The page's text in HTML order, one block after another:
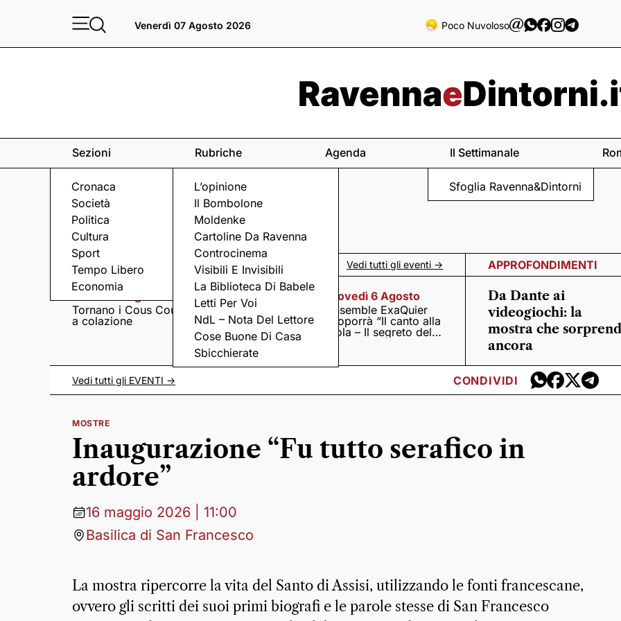
Venerdì 07 Agosto 2026 Poco Nuvoloso
Sezioni
Cronaca
Società
Politica
Cultura
Sport
Tempo Libero
Economia
Rubriche
L’opinione
Il Bombolone
Moldenke
Cartoline Da Ravenna
Controcinema
Visibili E Invisibili
La Biblioteca Di Babele
Letti Per Voi
NdL – Nota Del Lettore
Cose Buone Di Casa
Sbicchierate
Agenda Il Settimanale
Sfoglia Ravenna&Dintorni
Eventi a Ravenna e dintorni Vedi tutti gli eventi ->
Tornano i Cous Cous
a colazione
Giovedì 6 Agosto
Visita serale nella
Pieve romanica di
San Pietro in Sylvis
Giovedì 6 Agosto
Ensemble ExaQuier
proporrà “Il canto alla
viola – Il segreto del
APPROFONDIMENTI
Da Dante ai
videogiochi: la
mostra che
ancora
Vedi tutti gli EVENTI -> CONDIVIDI
MOSTRE
Inaugurazione “Fu tutto serafico in
ardore”
16 maggio 2026 | 11:00
Basilica di San Francesco
La mostra ripercorre la vita del Santo di Assisi, utilizzando le fonti francescane,
ovvero gli scritti dei suoi primi biografi e le parole stesse di San Francesco